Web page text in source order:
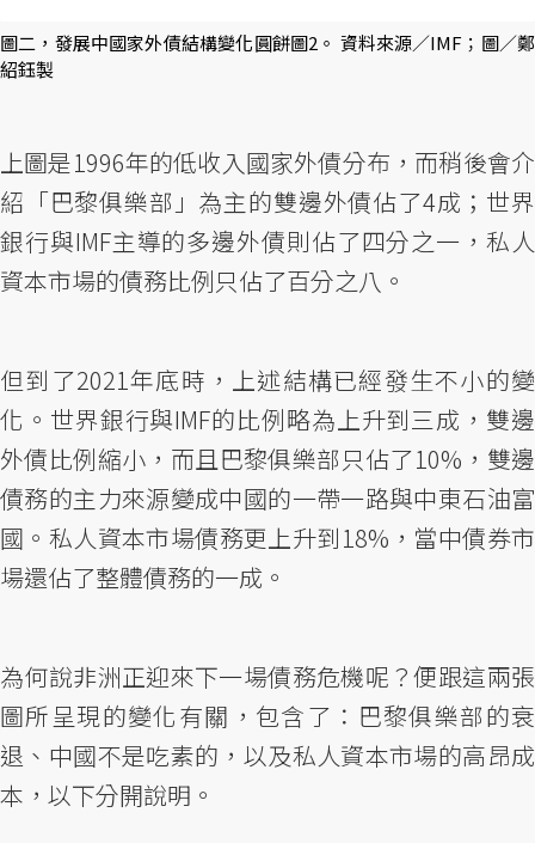
圖二，發展中國家外債結構變化圓餅圖2。 資料來源／IMF；圖／鄭
紹鈺製
上圖是1996年的低收入國家外債分布，而稍後會介
紹「巴黎俱樂部」為主的雙邊外債佔了4成；世界
銀行與IMF主導的多邊外債則佔了四分之一，私人
資本市場的債務比例只佔了百分之八。
但到了2021年底時，上述結構已經發生不小的變
化。世界銀行與IMF的比例略為上升到三成，雙邊
外債比例縮小，而且巴黎俱樂部只佔了10%，雙邊
債務的主力來源變成中國的一帶一路與中東石油富
國。私人資本市場債務更上升到18%，當中債券市
場還佔了整體債務的一成。
為何說非洲正迎來下一場債務危機呢？便跟這兩張
圖所呈現的變化有關，包含了：巴黎俱樂部的衰
退、中國不是吃素的，以及私人資本市場的高昂成
本，以下分開說明。